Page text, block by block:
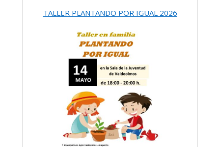
TALLER PLANTANDO POR IGUAL 2026